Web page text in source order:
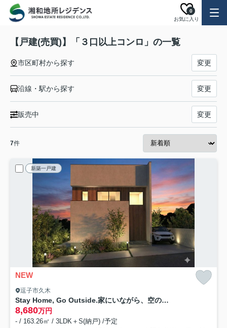
お気に入り
0
【戸建(売買)】「３口以上コンロ」の一覧
市区町村から探す 変更
沿線・駅から探す 変更
販売中 変更
7件
新築一戸建
NEW
逗子市久木
Stay Home, Go Outside.家にいながら、空の下へ。
8,680万円
- / 163.26㎡ / 3LDK＋S(納戸) /予定